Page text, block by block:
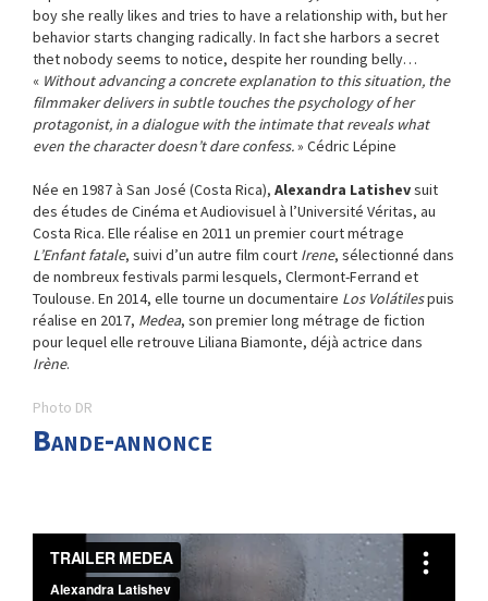
boy she really likes and tries to have a relationship with, but her
behavior starts changing radically. In fact she harbors a secret
thet nobody seems to notice, despite her rounding belly…
« Without advancing a concrete explanation to this situation, the
filmmaker delivers in subtle touches the psychology of her
protagonist, in a dialogue with the intimate that reveals what
even the character doesn’t dare confess.» Cédric Lépine
Née en 1987 à San José (Costa Rica), Alexandra Latishevsuit
des études de Cinéma et Audiovisuel à l’Université Véritas, au
Costa Rica. Elle réalise en 2011 un premier court métrage
L’Enfant fatale, suivi d’un autre film court Irene, sélectionné dans
de nombreux festivals parmi lesquels, Clermont-Ferrand et
Toulouse. En 2014, elle tourne un documentaire Los Volátilespuis
réalise en 2017, Medea, son premier long métrage de fiction
pour lequel elle retrouve Liliana Biamonte, déjà actrice dans
Irène.
Photo DR
Bande-annonce